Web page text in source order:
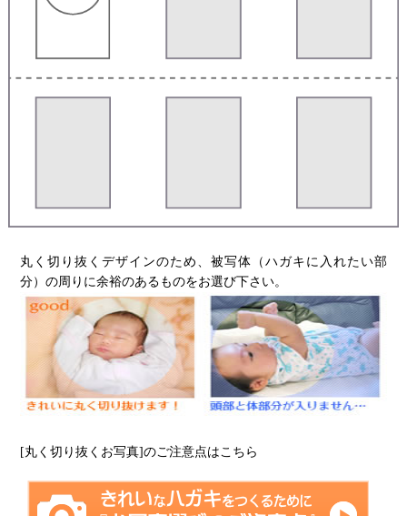
丸く切り抜くデザインのため、被写体（ハガキに入れたい部
分）の周りに余裕のあるものをお選び下さい。
[丸く切り抜くお写真]のご注意点はこちら